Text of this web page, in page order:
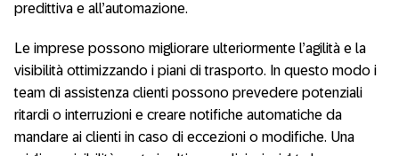
predittiva e all’automazione.
Le imprese possono migliorare ulteriormente l’agilità e la
visibilità ottimizzando i piani di trasporto. In questo modo i
team di assistenza clienti possono prevedere potenziali
ritardi o interruzioni e creare notifiche automatiche da
mandare ai clienti in caso di eccezioni o modifiche. Una